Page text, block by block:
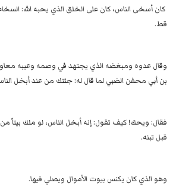
‌كان أسخى الناس، كان على الخلق الذي يحبه الله:
قط. ‌
وقال عدوه ومبغضه الذي يجتهد في وصمه وعيبه
بن أبي محفن الضبي لما قال له: جئتك من عند أبخل
فقال: ويحك! كيف تقول: إنه أبخل الناس، لو ملك بيتاً من
قبل تبنه.‌
وهو الذي كان يكنس بيوت الأموال ويصلي فيها.‌